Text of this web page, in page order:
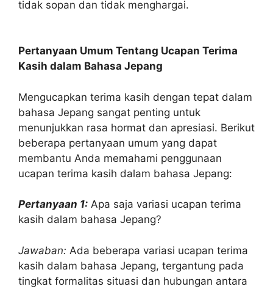
tidak sopan dan tidak menghargai.
Pertanyaan Umum Tentang Ucapan Terima
Kasih dalam Bahasa Jepang
Mengucapkan terima kasih dengan tepat dalam
bahasa Jepang sangat penting untuk
menunjukkan rasa hormat dan apresiasi. Berikut
beberapa pertanyaan umum yang dapat
membantu Anda memahami penggunaan
ucapan terima kasih dalam bahasa Jepang:
Pertanyaan 1: Apa saja variasi ucapan terima
kasih dalam bahasa Jepang?
Jawaban: Ada beberapa variasi ucapan terima
kasih dalam bahasa Jepang, tergantung pada
tingkat formalitas situasi dan hubungan antara